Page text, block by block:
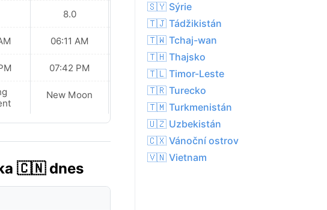
8.0
06:11 AM
07:42 PM
New Moon
8.0
06:12 AM
07:41 PM
New Moon
🇨🇳 dnes
🇸🇾 Sýrie
🇹🇯 Tádžikistán
🇹🇼 Tchaj-wan
🇹🇭 Thajsko
🇹🇱 Timor-Leste
🇹🇷 Turecko
🇹🇲 Turkmenistán
🇺🇿 Uzbekistán
🇨🇽 Vánoční ostrov
🇻🇳 Vietnam